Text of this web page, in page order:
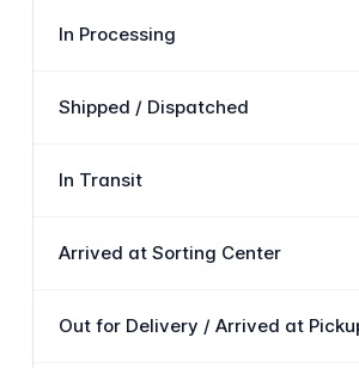
In Processing
Shipped / Dispatched
In Transit
Arrived at Sorting Center
Out for Delivery / Arrived at